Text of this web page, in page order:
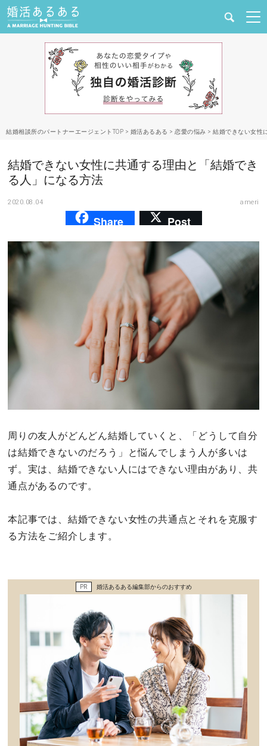
婚活と結婚
合コン・街コン
マッチングアプリ
その他
仕事とキャリア
ファッション・美容
グルメ
趣味・旅行
心の処方箋
カルチャー・トレンド・芸能
驚き
結婚相談所のパートナーエージェントTOP > 婚活あるある > 恋愛の悩み > 結婚できない女性
結婚できない女性に共通する理由と「結婚でき
る人」になる方法
2020.08.04 ameri
Share Post
周りの友人がどんどん結婚していくと、「どうして自分
は結婚できないのだろう」と悩んでしまう人が多いは
ず。実は、結婚できない人にはできない理由があり、共
通点があるのです。
本記事では、結婚できない女性の共通点とそれを克服す
る方法をご紹介します。
PR 婚活あるある編集部からのおすすめ